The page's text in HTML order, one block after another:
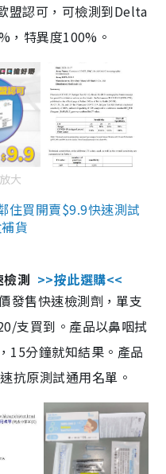
盟認可，可檢測到Delta
，特異度100%。
大
住買開賣$9.9快速測試
貨
測 >>按此選購<<
發售快速檢測劑，單支
支買到。產品以鼻咽拭
15分鐘就知結果。產品
抗原測試通用名單。